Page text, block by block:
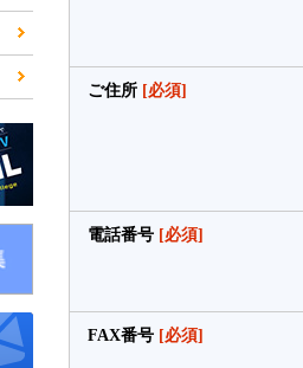
ご住所 [必須]
電話番号 [必須]
FAX番号 [必須]